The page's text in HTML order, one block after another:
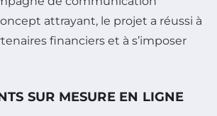
attrayant, le projet a réussi à
financiers et à s’imposer
SUR MESURE EN LIGNE